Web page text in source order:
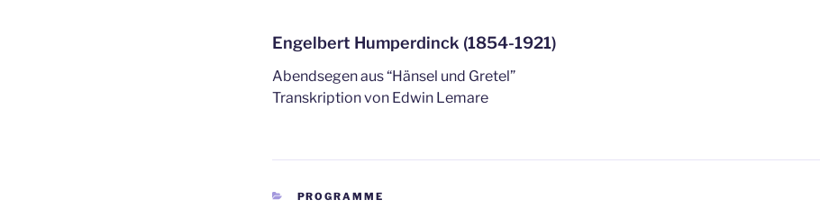
Engelbert Humperdinck (1854-1921)
Abendsegen aus “Hänsel und Gretel”
Transkription von Edwin Lemare
KATEGORIEN
PROGRAMME